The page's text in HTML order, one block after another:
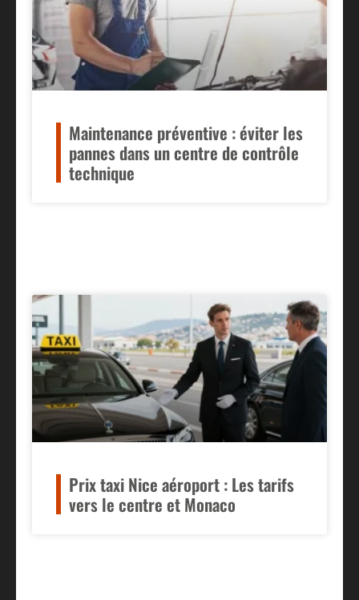
Maintenance préventive : éviter les
pannes dans un centre de contrôle
technique
Prix taxi Nice aéroport : Les tarifs
vers le centre et Monaco